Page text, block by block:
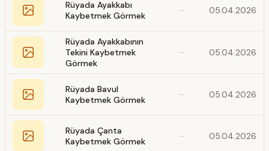
Rüyada Ayakkabı
Kaybetmek Görmek
— 05.04.2026
Rüyada Ayakkabının
Tekini Kaybetmek
Görmek
— 05.04.2026
Rüyada Bavul
Kaybetmek Görmek
— 05.04.2026
Rüyada Çanta
Kaybetmek Görmek
— 05.04.2026